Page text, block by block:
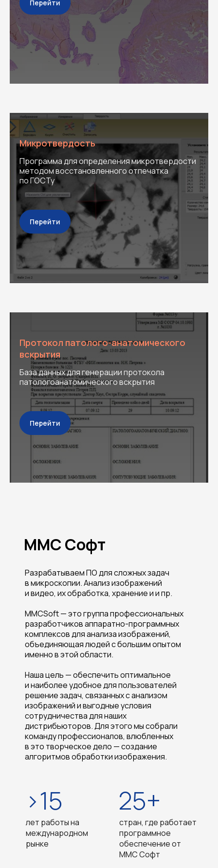
Перейти
Микротвердость
Программа для определения микротвердости
методом восстановленного отпечатка
по ГОСТу
Перейти
Протокол патолого-анатомического
вскрытия
База данных для генерации протокола
патологоанатомического вскрытия
Перейти
Разрабатываем ПО для сложных задач
в микроскопии. Анализ изображений
и видео, их обработка, хранение и и пр.
MMCSoft — это группа профессиональных
разработчиков аппаратно-программных
комплексов для анализа изображений,
объединяющая людей с большим опытом
именно в этой области.
Наша цель — обеспечить оптимальное
и наиболее удобное для пользователей
решение задач, связанных с анализом
изображений и выгодные условия
сотрудничества для наших
дистрибьюторов. Для этого мы собрали
команду профессионалов, влюбленных
в это творческое дело — создание
алгоритмов обработки изображения.
ММС Софт
25+
>15
стран, где работает
программное
обеспечение от
ММС Софт
лет работы на
международном
рынке